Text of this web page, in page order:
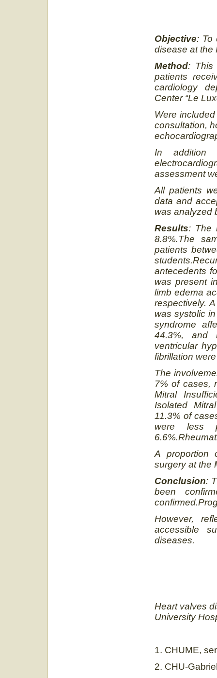
Objective: To
disease at the
Method: This
patients
cardiology
Center “Le
Were
consultation,
In addition
assessment
All patients
data and
was analyzed
Results: The
8.8%.The
patients
antecedents
was present
limb edema
respectively.
was systolic
syndrome
44.3%, and
ventricular
fibrillation were
The
7% of cases,
Mitral
Isolated
11.3% of
were less
A proportion
surgery at the
Conclusion:
been
However,
accessible
diseases.
Heart valves
University
1. CHUME,
2. CHU-